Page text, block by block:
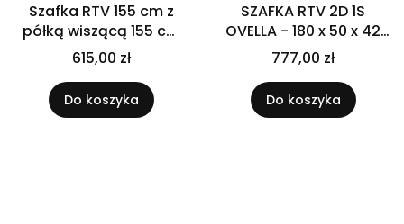
Szafka RTV 155 cm z
półką wiszącą 155 cm
Dąb Riviera – zestaw z
kolekcji Dollen
615,00 zł
Do koszyka
SZAFKA RTV 2D 1S
OVELLA - 180 x 50 x 42
cm BEŻ PIASKOWY
777,00 zł
Do koszyka